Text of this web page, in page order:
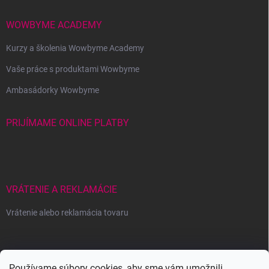
WOWBYME ACADEMY
Kurzy a školenia Wowbyme Academy
Vaše práce s produktami Wowbyme
Ambasádorky Wowbyme
PRIJÍMAME ONLINE PLATBY
VRÁTENIE A REKLAMÁCIE
Vrátenie alebo reklamácia tovaru